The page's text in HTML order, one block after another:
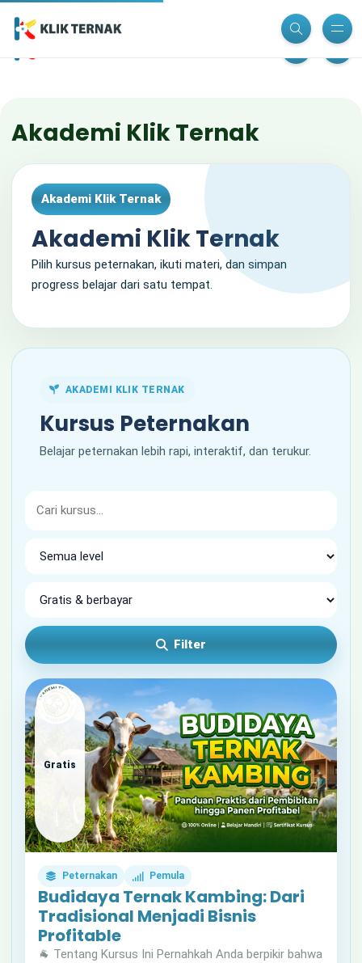
Akademi Klik Ternak
Akademi Klik Ternak
Akademi Klik Ternak
Pilih kursus peternakan, ikuti materi, dan simpan
progress belajar dari satu tempat.
AKADEMI KLIK TERNAK
Kursus Peternakan
Belajar peternakan lebih rapi, interaktif, dan terukur.
Filter
Gratis
Peternakan Pemula
Budidaya Ternak Kambing: Dari
Tradisional Menjadi Bisnis
Profitable
🐐 Tentang Kursus Ini Pernahkah Anda berpikir bahwa